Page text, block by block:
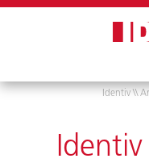
Identiv\\